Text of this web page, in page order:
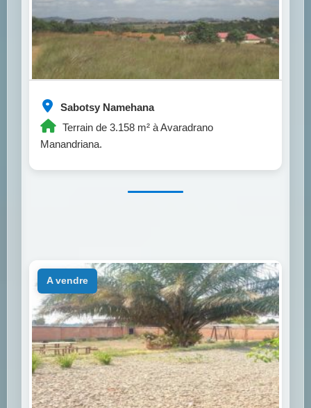
Sabotsy Namehana
Terrain de 3.158 m² à Avaradrano
Manandriana.
a vendre